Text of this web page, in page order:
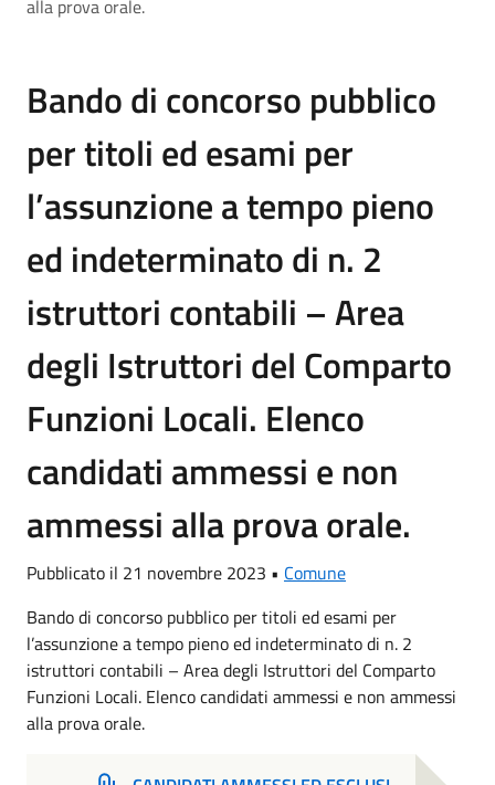
alla prova orale.
Bando di concorso pubblico
per titoli ed esami per
l’assunzione a tempo pieno
ed indeterminato di n. 2
istruttori contabili – Area
degli Istruttori del Comparto
Funzioni Locali. Elenco
candidati ammessi e non
ammessi alla prova orale.
Pubblicato il 21 novembre 2023 • Comune
Bando di concorso pubblico per titoli ed esami per
l’assunzione a tempo pieno ed indeterminato di n. 2
istruttori contabili – Area degli Istruttori del Comparto
Funzioni Locali. Elenco candidati ammessi e non ammessi
alla prova orale.